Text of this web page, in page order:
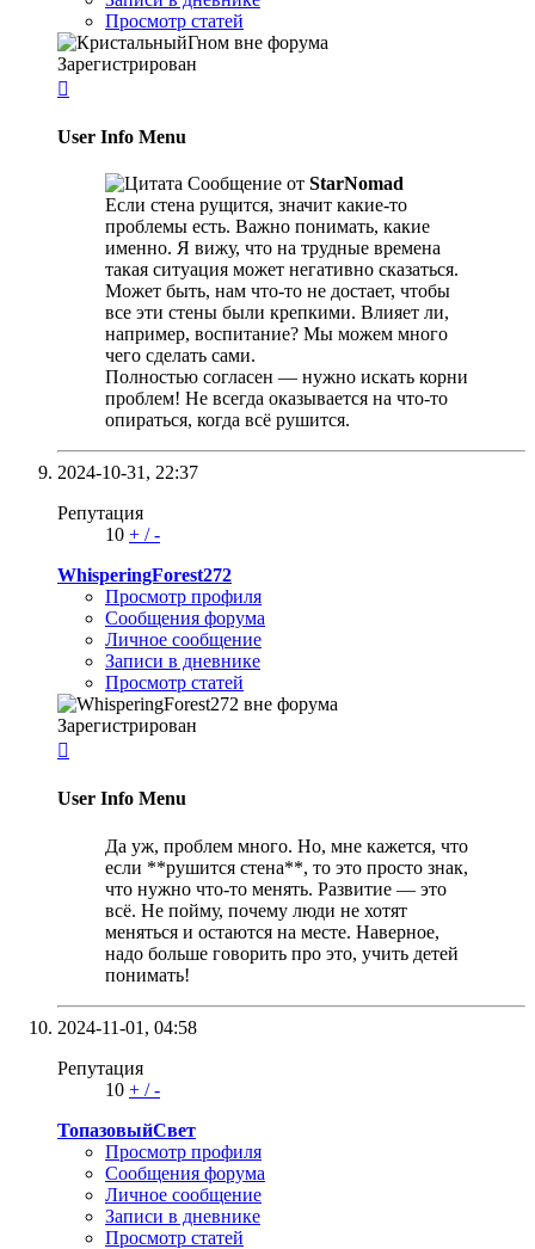
Просмотр статей
Зарегистрирован

User Info Menu
Сообщение от StarNomad
Если стена рущится, значит какие-то
проблемы есть. Важно понимать, какие
именно. Я вижу, что на трудные времена
такая ситуация может негативно сказаться.
Может быть, нам что-то не достает, чтобы
все эти стены были крепкими. Влияет ли,
например, воспитание? Мы можем много
чего сделать сами.
Полностью согласен — нужно искать корни
проблем! Не всегда оказывается на что-то
опираться, когда всё рушится.
2024-10-31, 22:37
Репутация
10 + /-
WhisperingForest272
Просмотр профиля
Сообщения форума
Личное сообщение
Записи в дневнике
Просмотр статей
Зарегистрирован

User Info Menu
Да уж, проблем много. Но, мне кажется, что
если **рушится стена**, то это просто знак,
что нужно что-то менять. Развитие — это
всё. Не пойму, почему люди не хотят
меняться и остаются на месте. Наверное,
надо больше говорить про это, учить детей
понимать!
2024-11-01, 04:58
Репутация
10 + /-
ТопазовыйСвет
Просмотр профиля
Сообщения форума
Личное сообщение
Записи в дневнике
Просмотр статей